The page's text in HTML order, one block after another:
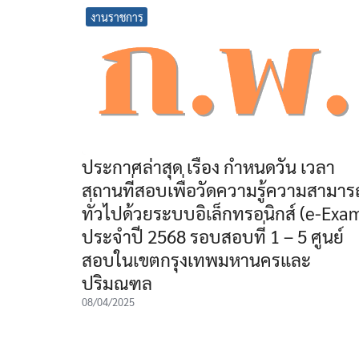
งานราชการ
ประกาศล่าสุด เรื่อง กำหนดวัน เวลา
สถานที่สอบเพื่อวัดความรู้ความสามา
ทั่วไปด้วยระบบอิเล็กทรอนิกส์ (e-
ประจำปี 2568 รอบสอบที่ 1 – 5 ศูนย์
สอบในเขตกรุงเทพมหานครและ
ปริมณฑล
08/04/2025